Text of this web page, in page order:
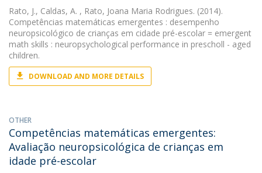
Rato, J., Caldas, A. , Rato, Joana Maria Rodrigues. (2014).
Competências matemáticas emergentes : desempenho
neuropsicológico de crianças em cidade pré-escolar = emergent
math skills : neuropsychological performance in prescholl - aged
children.
DOWNLOAD AND MORE DETAILS
OTHER
Competências matemáticas emergentes:
Avaliação neuropsicológica de crianças em
idade pré-escolar